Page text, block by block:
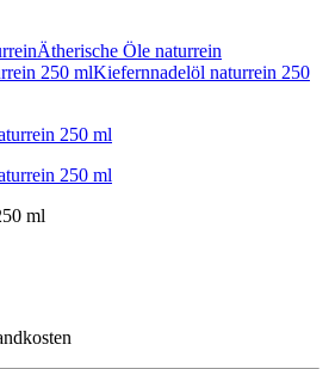
Ätherische Öle naturrein
250 mlKiefernnadelöl naturrein 250
ml